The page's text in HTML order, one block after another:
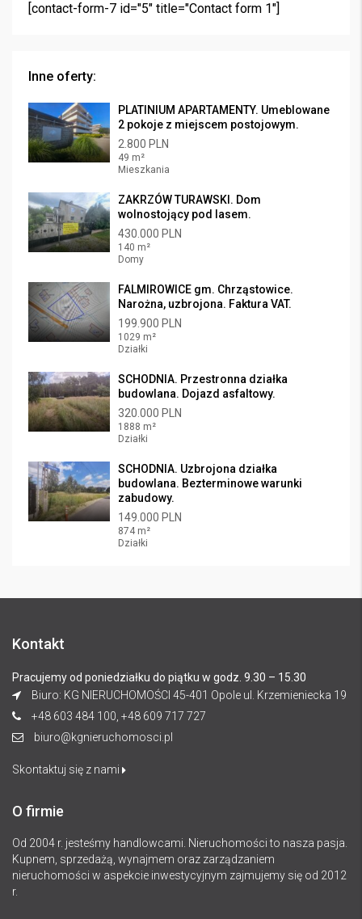
[contact-form-7 id="5" title="Contact form 1"]
Inne oferty:
PLATINIUM APARTAMENTY. Umeblowane
2 pokoje z miejscem postojowym.
2.800 PLN
49 m²
Mieszkania
ZAKRZÓW TURAWSKI. Dom
wolnostojący pod lasem.
430.000 PLN
140 m²
Domy
FALMIROWICE gm. Chrząstowice.
Narożna, uzbrojona. Faktura VAT.
199.900 PLN
1029 m²
Działki
SCHODNIA. Przestronna działka
budowlana. Dojazd asfaltowy.
320.000 PLN
1888 m²
Działki
SCHODNIA. Uzbrojona działka
budowlana. Bezterminowe warunki
zabudowy.
149.000 PLN
874 m²
Działki
Kontakt
Pracujemy od poniedziałku do piątku w godz. 9.30 – 15.30
Biuro: KG NIERUCHOMOŚCI 45-401 Opole ul. Krzemieniecka 19
+48 603 484 100, +48 609 717 727
biuro@kgnieruchomosci.pl
Skontaktuj się z nami
O firmie
Od 2004 r. jesteśmy handlowcami. Nieruchomości to nasza pasja.
Kupnem, sprzedażą, wynajmem oraz zarządzaniem
nieruchomości w aspekcie inwestycyjnym zajmujemy się od 2012
r.